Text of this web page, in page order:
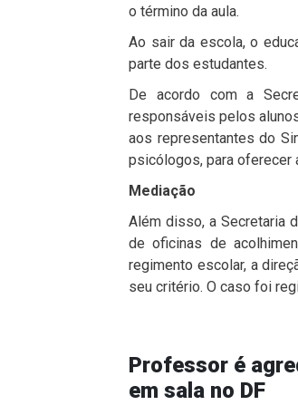
o término da aula.
Ao sair da escola, o
parte dos estudantes.
De acordo com a
responsáveis pelos
aos representantes do
psicólogos, para oferecer
Mediação
Além disso, a Secretaria
de oficinas de
regimento escolar, a
seu critério. O caso foi
Professor é
em sala no DF